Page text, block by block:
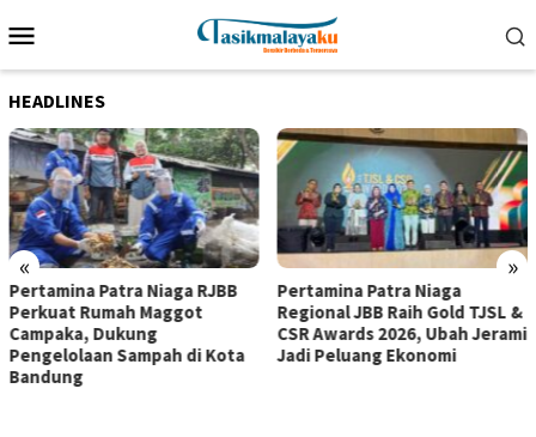
ke
Mobile
HEADLINES
« »
Pertamina Patra Niaga RJBB
Perkuat Rumah Maggot
Campaka, Dukung
Pengelolaan Sampah di Kota
Bandung
Pertamina Patra Niaga
Regional JBB Raih Gold TJSL &
CSR Awards 2026, Ubah Jerami
Jadi Peluang Ekonomi